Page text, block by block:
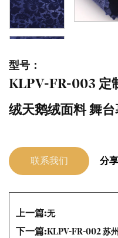
型号：
KLPV-FR-003 定
绒天鹅绒面料 舞
联系我们 分
上一篇:无
下一篇:KLPV-FR-002 苏